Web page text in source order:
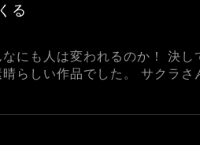
る
にも人は変われるのか！ 決
らしい作品でした。 サクラさ